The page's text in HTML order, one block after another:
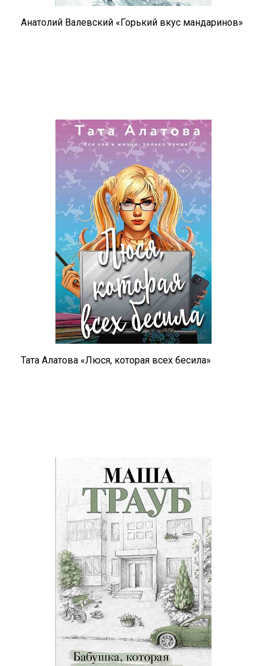
Анатолий Валевский «Горький вкус мандаринов»
Тата Алатова «Люся, которая всех бесила»